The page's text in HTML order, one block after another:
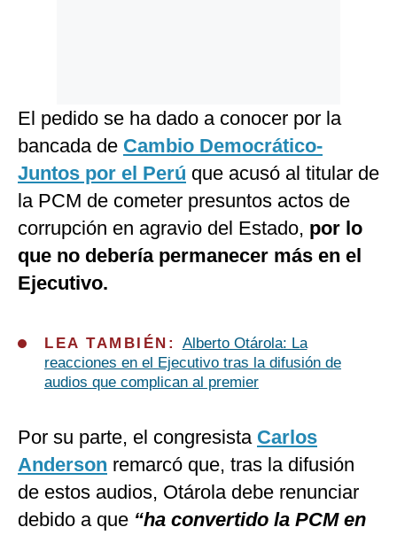
El pedido se ha dado a conocer por la
bancada de Cambio Democrático-
Juntos por el Perú que acusó al titular de
la PCM de cometer presuntos actos de
corrupción en agravio del Estado, por lo
que no debería permanecer más en el
Ejecutivo.
LEA TAMBIÉN: Alberto Otárola: La
reacciones en el Ejecutivo tras la difusión de
audios que complican al premier
Por su parte, el congresista Carlos
Anderson remarcó que, tras la difusión
de estos audios, Otárola debe renunciar
debido a que “ha convertido la PCM en